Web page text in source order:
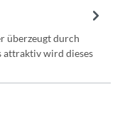
überzeugt durch
attraktiv wird dieses